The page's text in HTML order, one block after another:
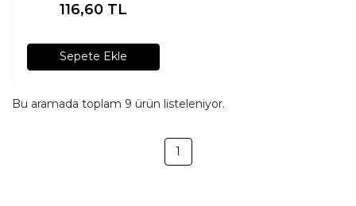
116,60 TL
Sepete Ekle
Bu aramada toplam 9 ürün listeleniyor.
1